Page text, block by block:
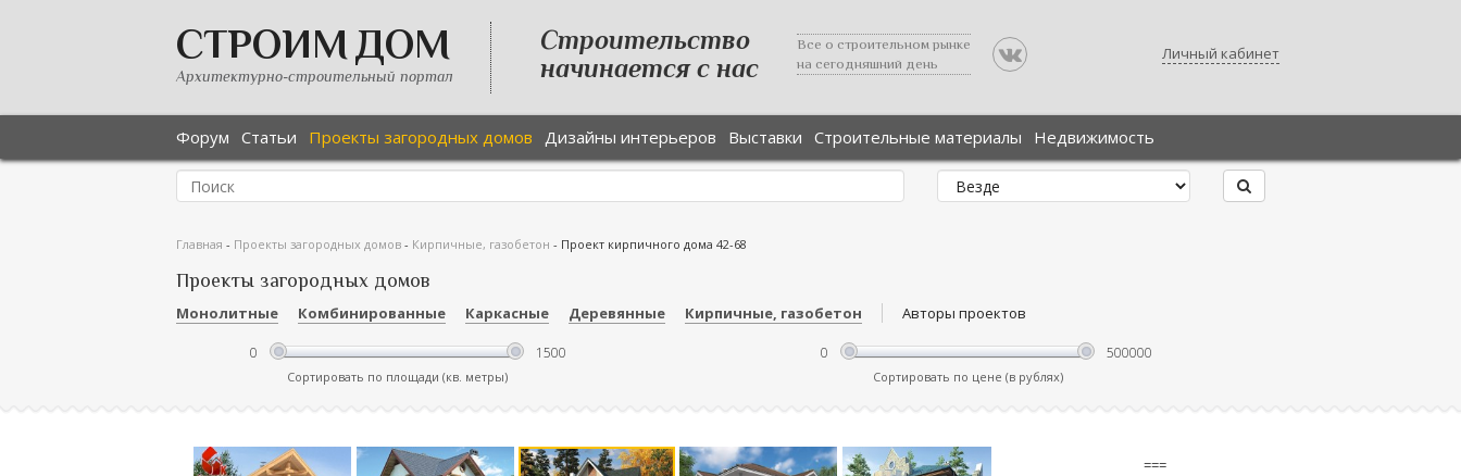
СТРОИМ ДОМ
Архитектурно-строительный портал
Строительство
начинается с нас
Все о строительном рынке
на сегодняшний день
Личный кабинет
Форум Статьи Проекты загородных домов Дизайны интерьеров Выставки Строительные материалы Недвижимость
Главная - Проекты загородных домов - Кирпичные, газобетон - Проект кирпичного дома 42-68
Проекты загородных домов
Монолитные Комбинированные Каркасные Деревянные Кирпичные, газобетон Авторы проектов
Сортировать по площади (кв. метры) Сортировать по цене (в рублях)
===